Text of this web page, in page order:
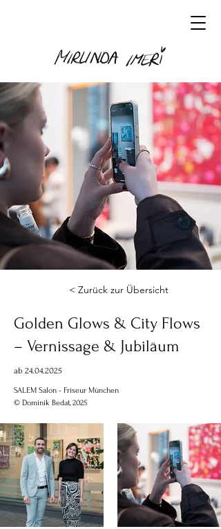
< Zurück zur Übersicht
Golden Glows & City Flows
– Vernissage & Jubiläum
ab 24.04.2025
SALEM Salon - Friseur München
© Dominik Bedat, 2025